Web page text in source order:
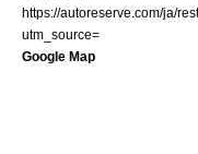
https://autoreserve.com/ja/
utm_source=
Google Map